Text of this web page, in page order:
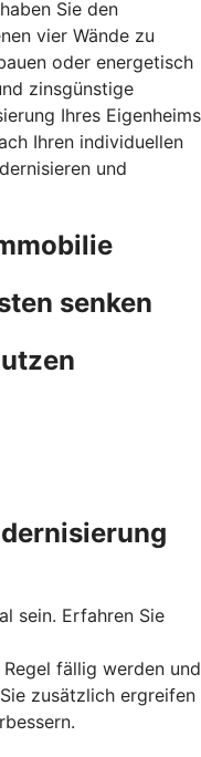
Sie den
vier Wände zu
oder energetisch
zinsgünstige
Ihres Eigenheims
Ihren individuellen
und
senken
sein. Erfahren Sie
fällig werden und
zusätzlich ergreifen